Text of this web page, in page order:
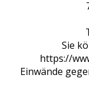
Sie
https://
Einwände